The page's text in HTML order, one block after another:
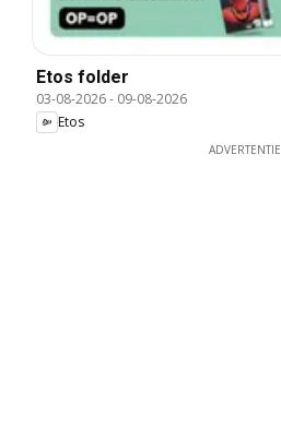
Etos folder
03-08-2026- 09-08-2026
Etos
ADVERTENTIE